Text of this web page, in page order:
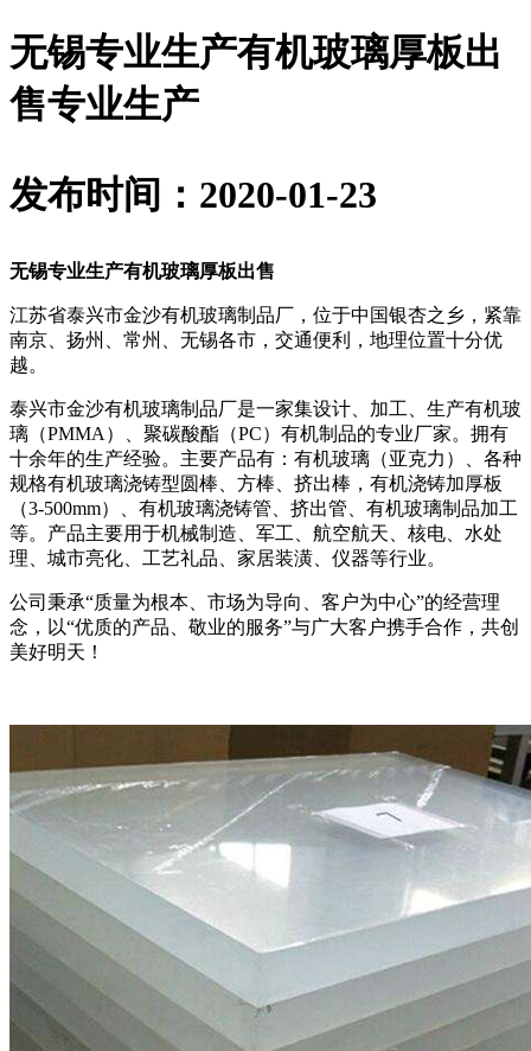
无锡专业生产有机玻璃厚板出
售专业生产
发布时间：2020-01-23
无锡专业生产有机玻璃厚板出售
江苏省泰兴市金沙有机玻璃制品厂，位于中国银杏之乡，紧靠
南京、扬州、常州、无锡各市，交通便利，地理位置十分优
越。
泰兴市金沙有机玻璃制品厂是一家集设计、加工、生产有机玻
璃（PMMA）、聚碳酸酯（PC）有机制品的专业厂家。拥有
十余年的生产经验。主要产品有：有机玻璃（亚克力）、各种
规格有机玻璃浇铸型圆棒、方棒、挤出棒，有机浇铸加厚板
（3-500mm）、有机玻璃浇铸管、挤出管、有机玻璃制品加工
等。产品主要用于机械制造、军工、航空航天、核电、水处
理、城市亮化、工艺礼品、家居装潢、仪器等行业。
公司秉承“质量为根本、市场为导向、客户为中心”的经营理
念，以“优质的产品、敬业的服务”与广大客户携手合作，共创
美好明天！